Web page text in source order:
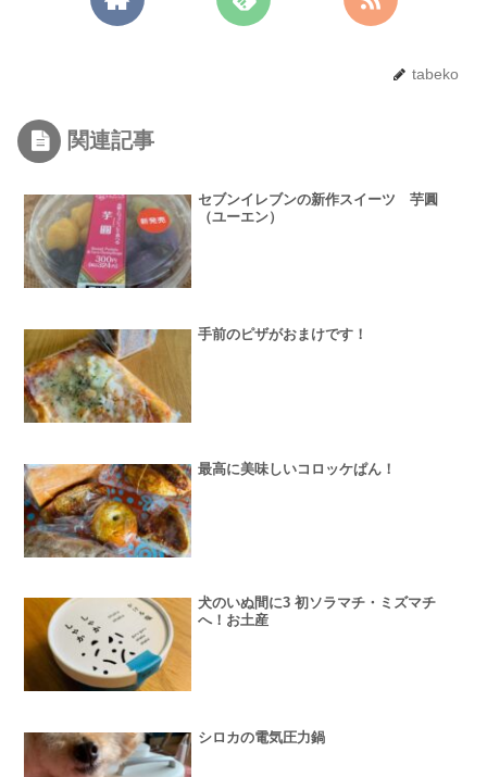
tabeko
関連記事
セブンイレブンの新作スイーツ 芋圓
（ユーエン）
手前のピザがおまけです！
最高に美味しいコロッケぱん！
犬のいぬ間に3 初ソラマチ・ミズマチ
へ！お土産
シロカの電気圧力鍋